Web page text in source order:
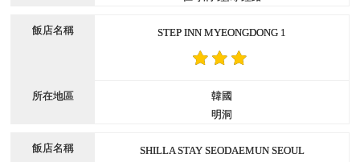
STEP INN MYEONGDONG 1
韓國
明洞
SHILLA STAY SEODAEMUN SEOUL